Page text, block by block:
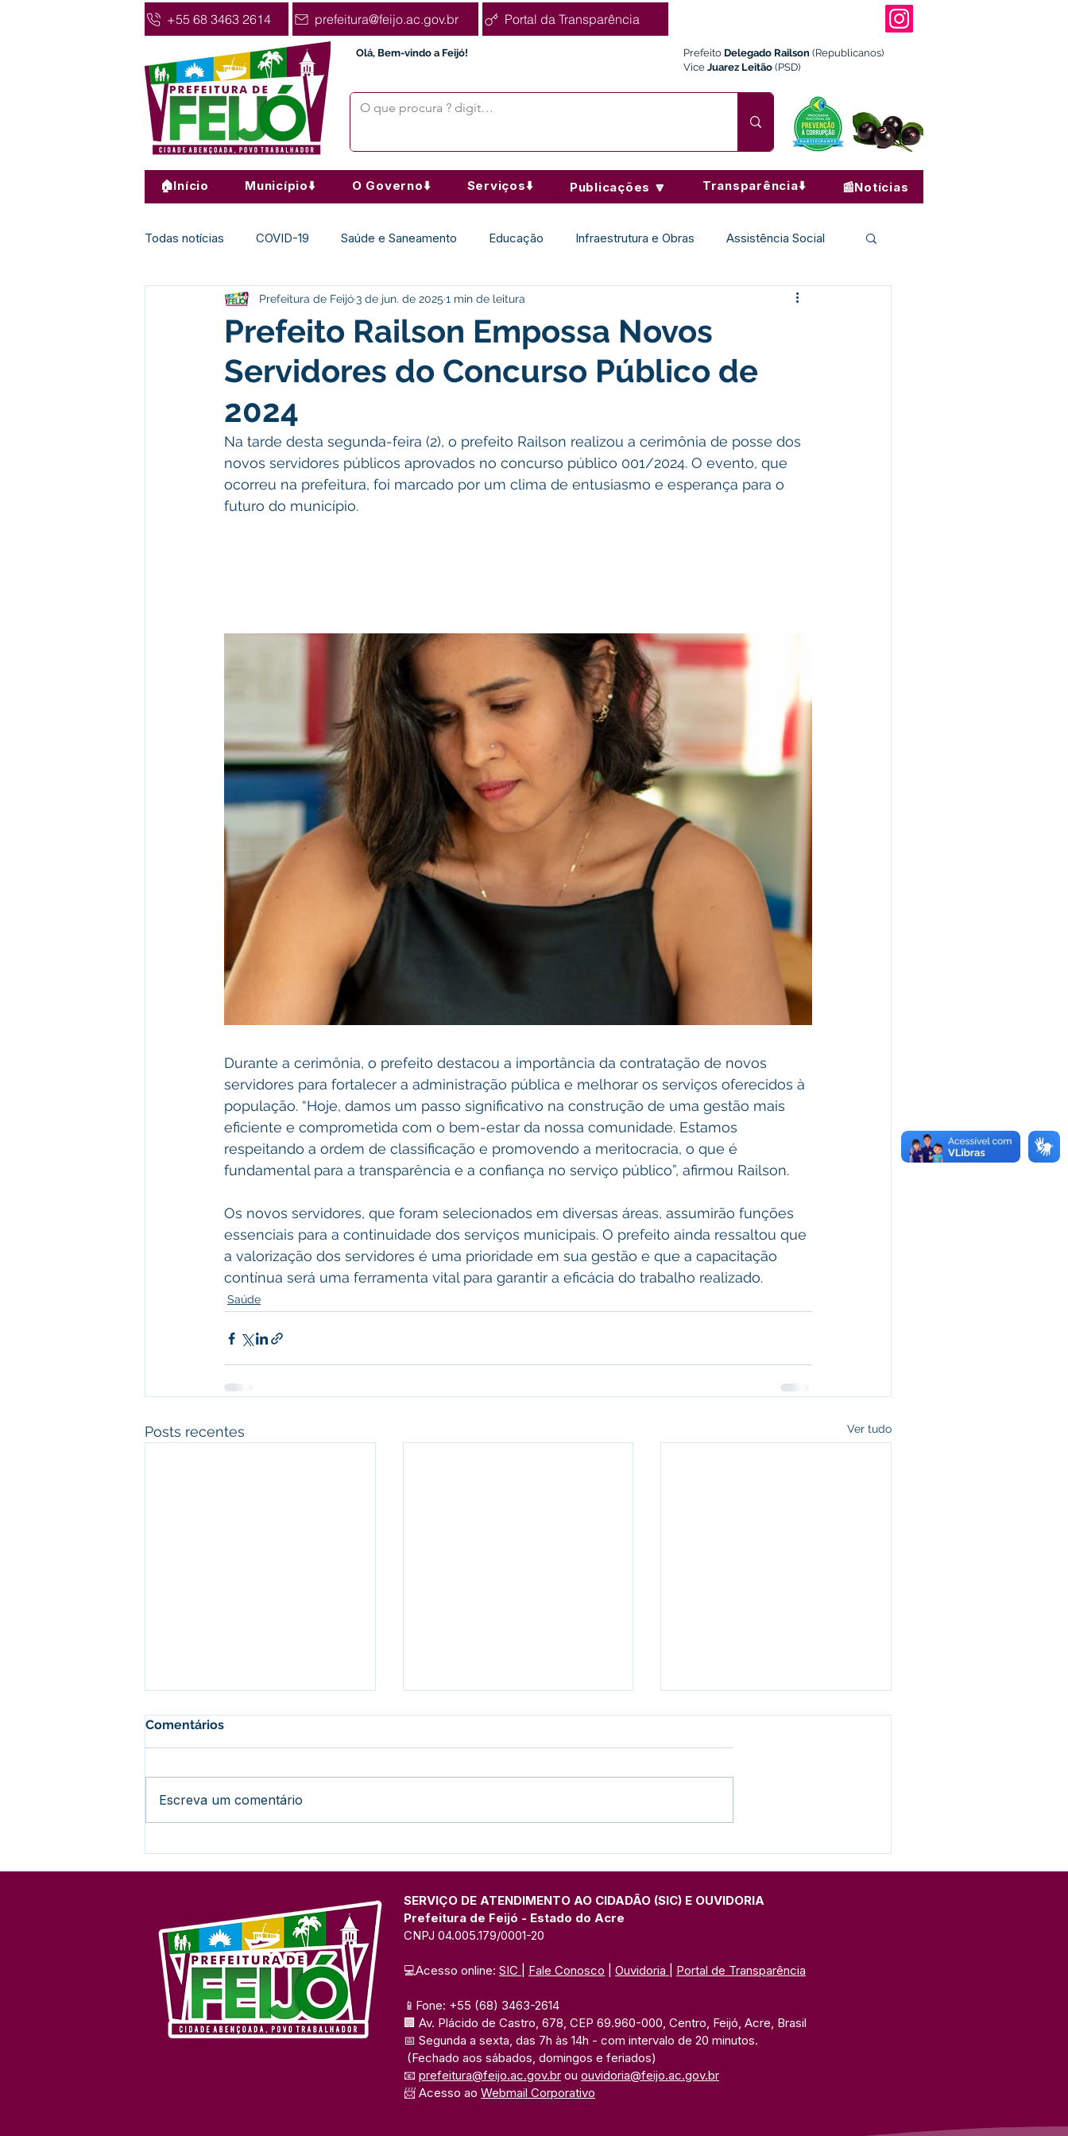
+55 68 3463 2614 prefeitura@feijo.ac.gov.br Portal da Transparência
Olá, Bem-vindo a Feijó! Prefeito Delegado Railson (Republicanos)
Vice Juarez Leitão (PSD)
🏠Início Município⬇️ O Governo⬇️ Serviços⬇️ Publicações 🔽 Transparência⬇️ 📰Notícias
Todas notícias COVID-19 Saúde e Saneamento Educação Infraestrutura e Obras Assistência Social
Agricultura Nota de Pesar Desporto Cultura e Lazer Institucional e Governo
Meio Ambiente e Turismo Datas Comemorativas Campanhas Vacinômetro Comunicado
Convênios e Parcerias
Nota de Esclarecimento Comunidade Licitações No gabinete Gestão Agricultura
Prefeito Railson Empossa Novos
Servidores do Concurso Público de
2024
Prefeitura de Feijó3 de jun. de 2025 1 min de leitura
Na tarde desta segunda-feira (2), o prefeito Railson realizou a cerimônia de posse dos
novos servidores públicos aprovados no concurso público 001/2024. O evento, que
ocorreu na prefeitura, foi marcado por um clima de entusiasmo e esperança para o
futuro do município.
Durante a cerimônia, o prefeito destacou a importância da contratação de novos
servidores para fortalecer a administração pública e melhorar os serviços oferecidos à
população. “Hoje, damos um passo significativo na construção de uma gestão mais
eficiente e comprometida com o bem-estar da nossa comunidade. Estamos
respeitando a ordem de classificação e promovendo a meritocracia, o que é
fundamental para a transparência e a confiança no serviço público”, afirmou Railson.
Os novos servidores, que foram selecionados em diversas áreas, assumirão funções
essenciais para a continuidade dos serviços municipais. O prefeito ainda ressaltou que
a valorização dos servidores é uma prioridade em sua gestão e que a capacitação
contínua será uma ferramenta vital para garantir a eficácia do trabalho realizado.
Saúde
Posts recentes Ver tudo
Escola Dr. Eiraldo
conscientização do
Comentários
Escreva um comentário
SERVIÇO DE ATENDIMENTO AO CIDADÃO (SIC) E OUVIDORIA
Prefeitura de Feijó - Estado do Acre
CNPJ 04.005.179/0001-20
💻Acesso online: SIC Fale Conosco Ouvidoria Portal de Transparência
📱Fone: +55 (68) 3463-2614
🏢 Av. Plácido de Castro, 678, CEP 69.960-000, Centro, Feijó, Acre, Brasil
📅 Segunda a sexta, das 7h às 14h - com intervalo de 20 minutos.
(Fechado aos sábados, domingos e feriados)
📧 prefeitura@feijo.ac.gov.br ou ouvidoria@feijo.ac.gov.br
📨 Acesso ao Webmail Corporativo